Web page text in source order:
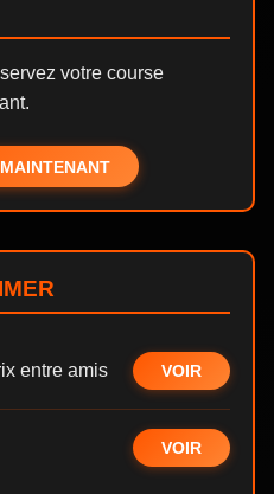
votre course
entre amis VOIR
VOIR